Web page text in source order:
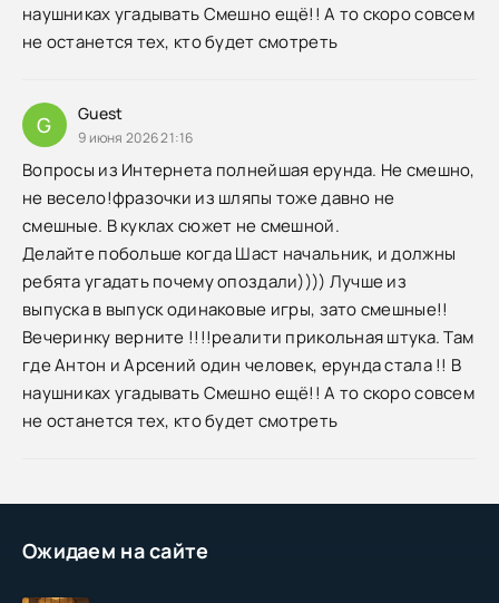
Ожидаем на сайте
наушниках угадывать Смешно ещё!! А то скоро совсем
не останется тех, кто будет смотреть
G Guest
9 июня 2026 21:16
Вопросы из Интернета полнейшая ерунда. Не смешно,
не весело!фразочки из шляпы тоже давно не
смешные. В куклах сюжет не смешной.
Делайте побольше когда Шаст начальник, и должны
ребята угадать почему опоздали)))) Лучше из
выпуска в выпуск одинаковые игры, зато смешные!!
Вечеринку верните !!!!реалити прикольная штука. Там
где Антон и Арсений один человек, ерунда стала !! В
наушниках угадывать Смешно ещё!! А то скоро совсем
не останется тех, кто будет смотреть